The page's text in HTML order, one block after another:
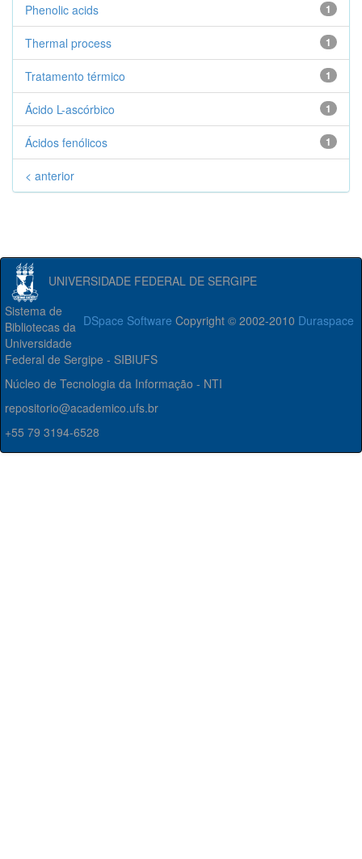
1
Phenolic acids
1
Thermal process
1
Tratamento térmico
1
Ácido L-ascórbico
1
Ácidos fenólicos
< anterior
UNIVERSIDADE FEDERAL DE SERGIPE
DSpace Software Copyright © 2002-2010 Duraspace
Sistema de
Bibliotecas da
Universidade
Federal de Sergipe - SIBIUFS
Núcleo de Tecnologia da Informação - NTI
repositorio@academico.ufs.br
+55 79 3194-6528